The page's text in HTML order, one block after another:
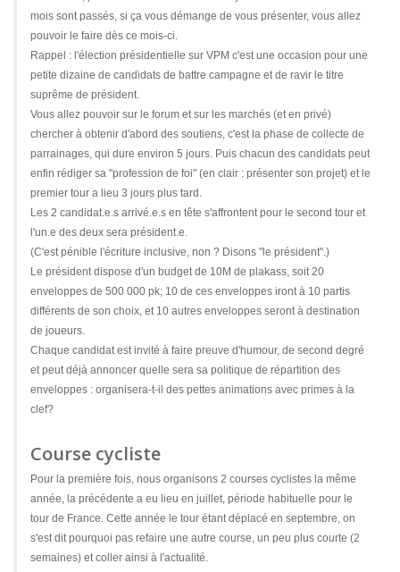
mois sont passés, si ça vous démange de vous présenter, vous allez
pouvoir le faire dès ce mois-ci.
Rappel : l'élection présidentielle sur VPM c'est une occasion pour une
petite dizaine de candidats de battre campagne et de ravir le titre
suprême de président.
Vous allez pouvoir sur le forum et sur les marchés (et en privé)
chercher à obtenir d'abord des soutiens, c'est la phase de collecte de
parrainages, qui dure environ 5 jours. Puis chacun des candidats peut
enfin rédiger sa "profession de foi" (en clair : présenter son projet) et le
premier tour a lieu 3 jours plus tard.
Les 2 candidat.e.s arrivé.e.s en tête s'affrontent pour le second tour et
l'un.e des deux sera président.e.
(C'est pénible l'écriture inclusive, non ? Disons "le président".)
Le président dispose d'un budget de 10M de plakass, soit 20
enveloppes de 500 000 pk; 10 de ces enveloppes iront à 10 partis
différents de son choix, et 10 autres enveloppes seront à destination
de joueurs.
Chaque candidat est invité à faire preuve d'humour, de second degré
et peut déjà annoncer quelle sera sa politique de répartition des
enveloppes : organisera-t-il des pettes animations avec primes à la
clef?
Course cycliste
Pour la première fois, nous organisons 2 courses cyclistes la même
année, la précédente a eu lieu en juillet, période habituelle pour le
tour de France. Cette année le tour étant déplacé en septembre, on
s'est dit pourquoi pas refaire une autre course, un peu plus courte (2
semaines) et coller ainsi à l'actualité.